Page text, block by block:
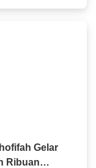
Pulau Jawa
Gelar
Ribuan